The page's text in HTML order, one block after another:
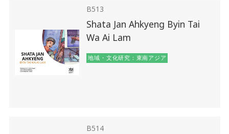
B513
Shata Jan Ahkyeng Byin Tai
Wa Ai Lam
地域・文化研究：東南アジア
B514